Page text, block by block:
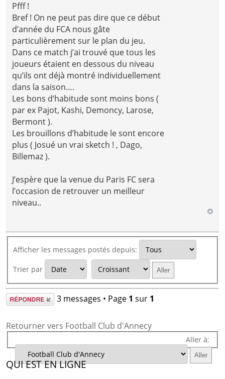
Pfff !
Bref ! On ne peut pas dire que ce début
d’année du FCA nous gâte
particulièrement sur le plan du jeu.
Dans ce match j’ai trouvé que tous les
joueurs étaient en dessous du niveau
qu’ils ont déjà montré individuellement
dans la saison….
Les bons d’habitude sont moins bons (
par ex Pajot, Kashi, Demoncy, Larose,
Bermont ).
Les brouillons d’habitude le sont encore
plus ( Josué un vrai sketch ! , Dago,
Billemaz ).
J’espère que la venue du Paris FC sera
l’occasion de retrouver un meilleur
niveau..
Afficher les messages postés depuis:
Trier par
Répondre 3 messages • Page 1 sur 1
Retourner vers Football Club d'Annecy
Aller à:
QUI EST EN LIGNE